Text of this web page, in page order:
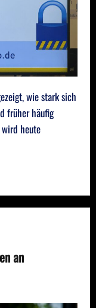
wie stark sich
früher häufig
heute
an